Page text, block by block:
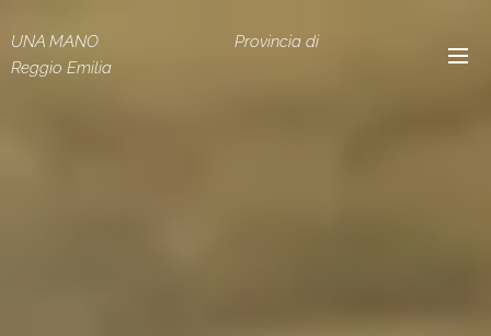
UNA MANO Provincia di
Reggio Emilia